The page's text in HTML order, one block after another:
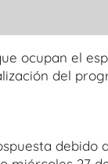
ocupan el
del
debido